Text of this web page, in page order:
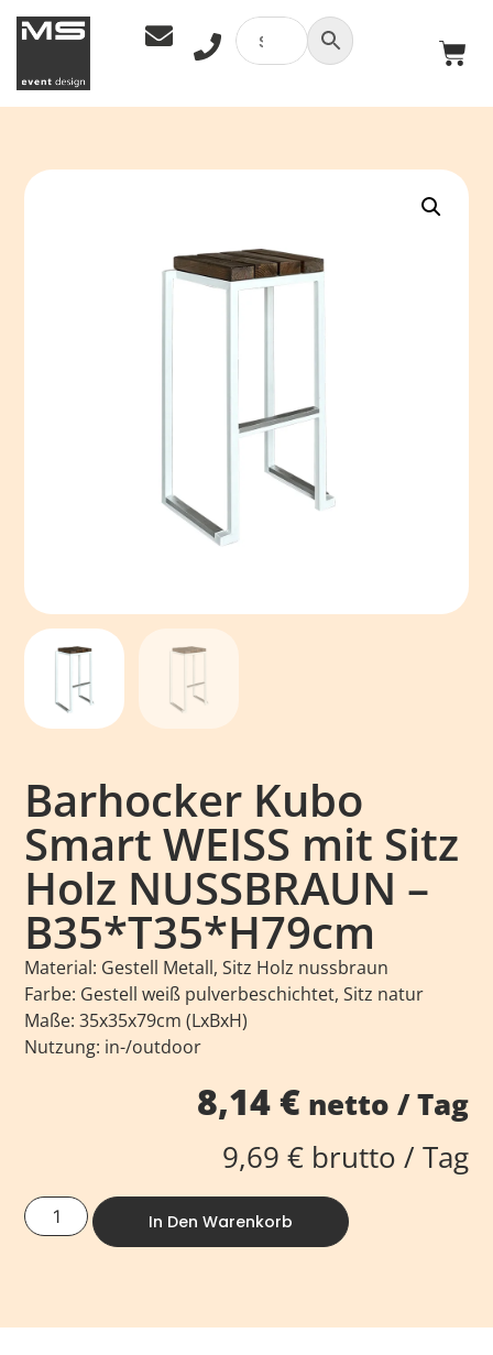
Barhocker Kubo
Smart WEISS mit Sitz
Holz NUSSBRAUN –
B35*T35*H79cm
Material: Gestell Metall, Sitz Holz nussbraun
Farbe: Gestell weiß pulverbeschichtet, Sitz natur
Maße: 35x35x79cm (LxBxH)
Nutzung: in-/outdoor
8,14€netto / Tag
9,69 €brutto / Tag
In Den Warenkorb